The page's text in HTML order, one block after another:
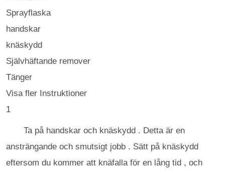
Sprayflaska
handskar
knäskydd
Självhäftande remover
Tänger
Visa fler Instruktioner
1
Ta på handskar och knäskydd . Detta är en
ansträngande och smutsigt jobb . Sätt på knäskydd
eftersom du kommer att knäfalla för en lång tid , och